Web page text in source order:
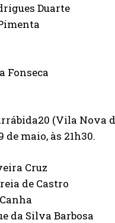
Duarte
Fonseca
(Vila Nova
de maio, às 21h30.
Cruz
de Castro
da Silva Barbosa